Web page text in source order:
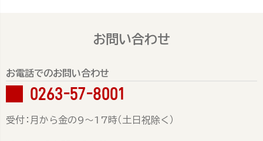
お問い合わせ
お電話でのお問い合わせ
0263-57-8001
受付：月から金の9～17時（土日祝除く）